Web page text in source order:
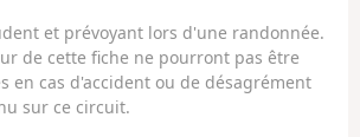
et prévoyant lors d'une randonnée.
de cette fiche ne pourront pas être
en cas d'accident ou de désagrément
sur ce circuit.